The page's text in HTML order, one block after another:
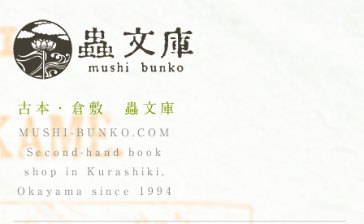
古本・倉敷 蟲文庫
MUSHI-BUNKO.COM
Second-hand book
shop in Kurashiki,
Okayama since 1994